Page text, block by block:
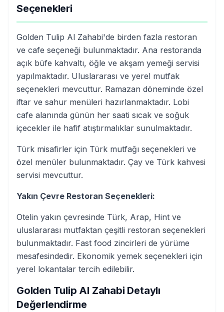
Seçenekleri
Golden Tulip Al Zahabi'de birden fazla restoran
ve cafe seçeneği bulunmaktadır. Ana restoranda
açık büfe kahvaltı, öğle ve akşam yemeği servisi
yapılmaktadır. Uluslararası ve yerel mutfak
seçenekleri mevcuttur. Ramazan döneminde özel
iftar ve sahur menüleri hazırlanmaktadır. Lobi
cafe alanında günün her saati sıcak ve soğuk
içecekler ile hafif atıştırmalıklar sunulmaktadır.
Türk misafirler için Türk mutfağı seçenekleri ve
özel menüler bulunmaktadır. Çay ve Türk kahvesi
servisi mevcuttur.
Yakın Çevre Restoran Seçenekleri:
Otelin yakın çevresinde Türk, Arap, Hint ve
uluslararası mutfaktan çeşitli restoran seçenekleri
bulunmaktadır. Fast food zincirleri de yürüme
mesafesindedir. Ekonomik yemek seçenekleri için
yerel lokantalar tercih edilebilir.
Golden Tulip Al Zahabi Detaylı
Değerlendirme